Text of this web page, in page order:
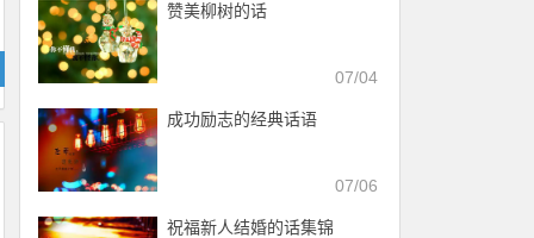
赞美柳树的话
07/04
成功励志的经典话语
07/06
祝福新人结婚的话集锦